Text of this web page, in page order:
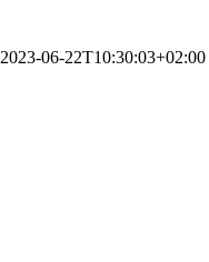
2023-06-22T10:30:03+02:00